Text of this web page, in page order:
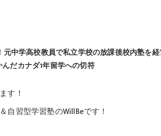
中学高校教員で私立学校の放課後校内塾を
だカナダ1年留学への切符
す！
習型学習塾のWillBeです！